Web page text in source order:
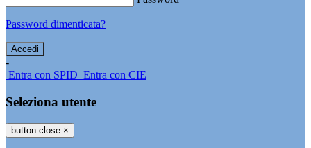
Password dimenticata?
-
Entra con SPID Entra con CIE
Seleziona utente
button close ×